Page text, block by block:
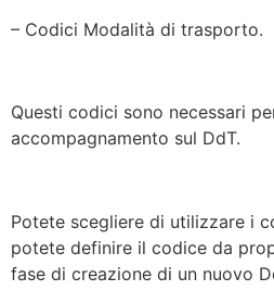
– Codici Modalità di trasporto.
Questi codici sono necessari
accompagnamento sul DdT.
Potete scegliere di utilizzare i
potete definire il codice da
fase di creazione di un nuovo